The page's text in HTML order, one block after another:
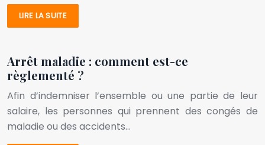
LIRE LA SUITE
Arrêt maladie : comment est-ce
règlementé ?
Afin d’indemniser l’ensemble ou une partie de leur
salaire, les personnes qui prennent des congés de
maladie ou des accidents…